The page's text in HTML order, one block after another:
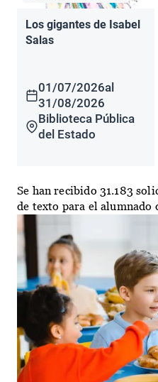
Los gigantes de Isabel
Salas
01/07/2026al
31/08/2026
Biblioteca Pública
del Estado
Se han recibido 31.183
de texto para el alumnado